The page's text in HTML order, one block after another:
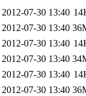
2012-07-30 13:40
2012-07-30 13:40
2012-07-30 13:40
2012-07-30 13:40
2012-07-30 13:40
2012-07-30 13:40